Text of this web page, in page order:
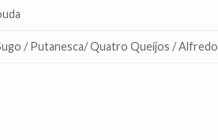
/ Putanesca/ Quatro Queijos / Alfredo